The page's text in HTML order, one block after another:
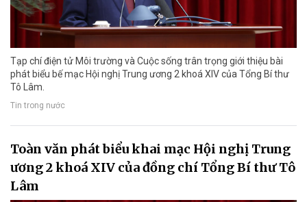
Tạp chí điện tử Môi trường và Cuộc sống trân trọng giới thiệu bài
phát biểu bế mạc Hội nghị Trung ương 2 khoá XIV của Tổng Bí thư
Tô Lâm.
Tin trong nước
Toàn văn phát biểu khai mạc Hội nghị Trung
ương 2 khoá XIV của đồng chí Tổng Bí thư Tô
Lâm